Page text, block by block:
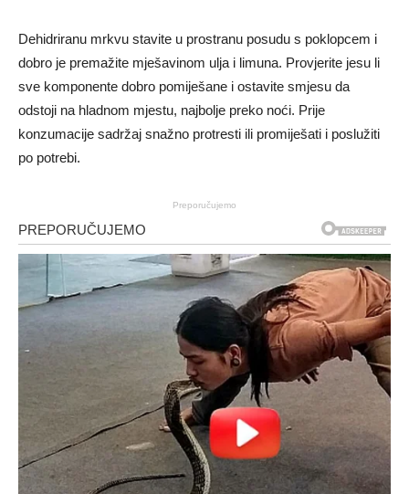
Dehidriranu mrkvu stavite u prostranu posudu s poklopcem i
dobro je premažite mješavinom ulja i limuna. Provjerite jesu li
sve komponente dobro pomiješane i ostavite smjesu da
odstoji na hladnom mjestu, najbolje preko noći. Prije
konzumacije sadržaj snažno protresti ili promiješati i poslužiti
po potrebi.
Preporučujemo